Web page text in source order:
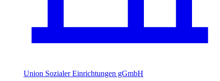
Union Sozialer Einrichtungen gGmbH